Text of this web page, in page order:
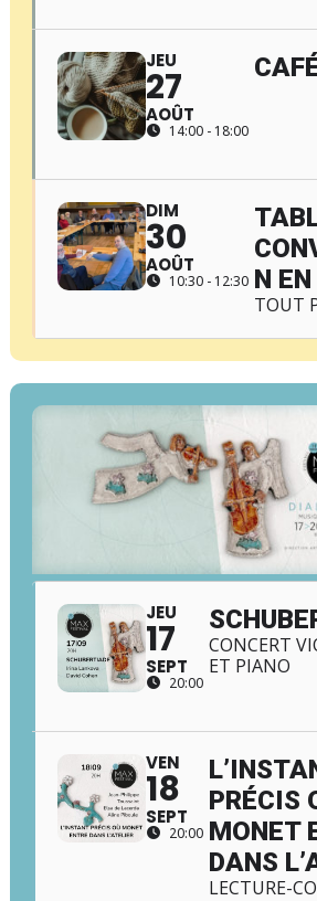
JEU
27
AOÛT
14:00 - 18:00
DIM
30
AOÛT
10:30 - 12:30 N
TOUT
JEU
17
SEPT
20:00
CONCERT
ET PIANO
VEN
18
SEPT
20:00
PRÉCIS
MONET
DANS
LECTURE-